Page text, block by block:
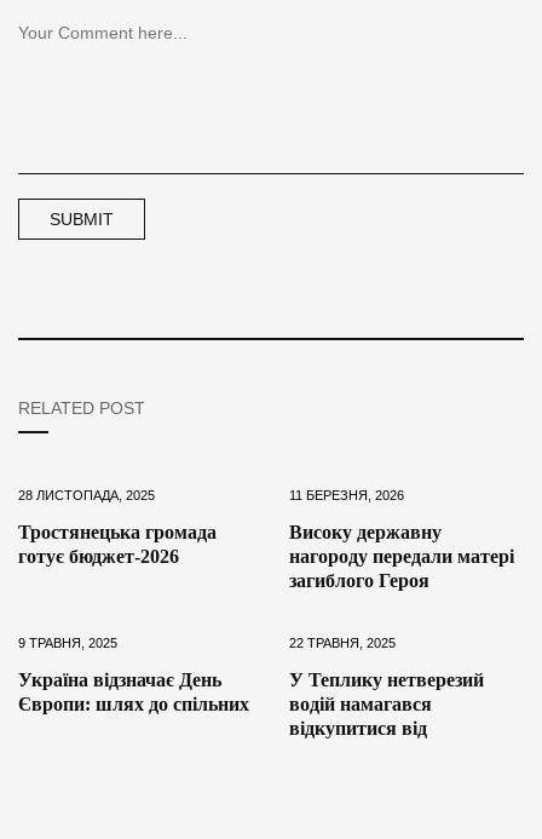
RELATED POST
28 ЛИСТОПАДА, 2025
Тростянецька громада
готує бюджет-2026
11 БЕРЕЗНЯ, 2026
Високу державну
нагороду передали матері
загиблого Героя
9 ТРАВНЯ, 2025
Україна відзначає День
Європи: шлях до спільних
22 ТРАВНЯ, 2025
У Теплику нетверезий
водій намагався
відкупитися від